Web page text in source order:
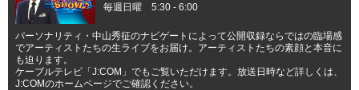
毎週日曜 5:30 - 6:00
パーソナリティ・中山秀征のナビゲートによって公開収録ならではの臨場感
でアーティストたちの生ライブをお届け。アーティストたちの素顔と本音に
も迫ります。
ケーブルテレビ「J:COM」でもご覧いただけます。放送日時など詳しくは、
J:COMのホームページでご確認ください。